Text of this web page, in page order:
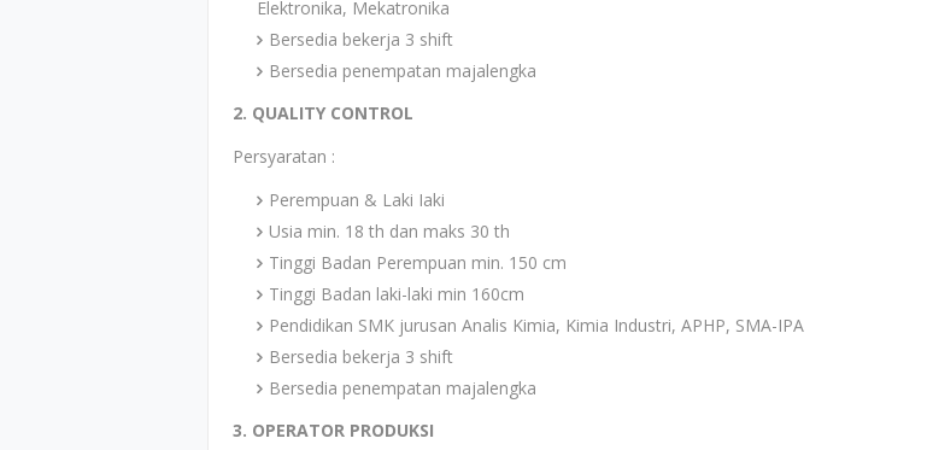
Elektronika, Mekatronika
Bersedia bekerja 3 shift
Bersedia penempatan majalengka
2. QUALITY CONTROL
Persyaratan :
Perempuan & Laki Iaki
Usia min. 18 th dan maks 30 th
Tinggi Badan Perempuan min. 150 cm
Tinggi Badan laki-laki min 160cm
Pendidikan SMK jurusan Analis Kimia, Kimia Industri, APHP, SMA-IPA
Bersedia bekerja 3 shift
Bersedia penempatan majalengka
3. OPERATOR PRODUKSI